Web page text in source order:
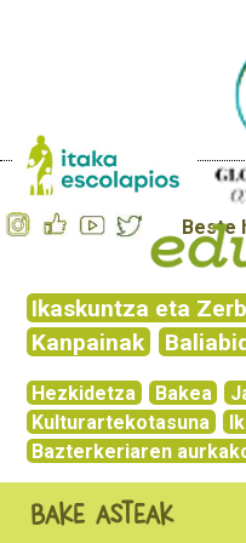
Beste
Ikaskuntza eta
Kanpainak
Hezkidetza Bakea
Kulturartekotasuna
Bazterkeriaren
Bake asteak